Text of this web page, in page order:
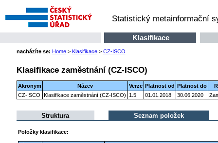
Statistický metainformační
Klasifikace
nacházíte se: Home> Klasifikace> CZ-ISCO
Klasifikace zaměstnání (CZ-ISCO)
Akronym Název Verze Platnost od Platnost do
CZ-ISCO
Klasifikace zaměstnání (CZ-ISCO) 1.5 01.01.2018 30.06.2020
Struktura Seznam položek
Položky klasifikace: